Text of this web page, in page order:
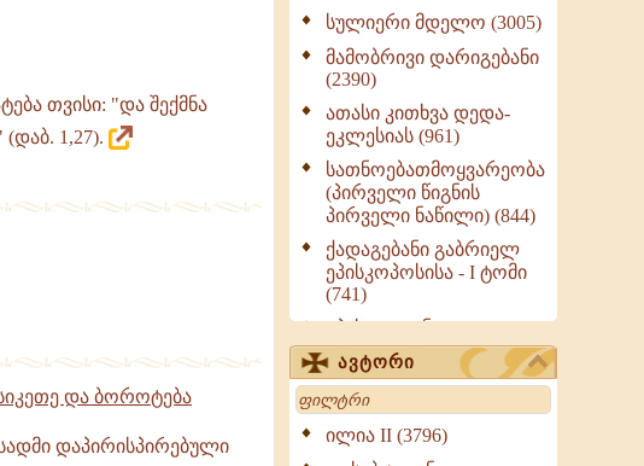
თვისი: "და შექმნა
1,27).
და ბოროტება
დაპირისპირებული
სულიერი მდელო (3005)
მამობრივი დარიგებანი
(2390)
ათასი კითხვა დედა-
ეკლესიას (961)
სათნოებათმოყვარეობა
(პირველი წიგნის
პირველი ნაწილი) (844)
ქადაგებანი გაბრიელ
ეპისკოპოსისა - I ტომი
(741)
ეპისტოლენი,
ქადაგებანი, სიტყვანი
(ნაწილი III) (723)
მოძღვრის ძალზე
სასარგებლო რჩევები
მრევლისათვის (545)
ავტორი
Search
ილია II (3796)